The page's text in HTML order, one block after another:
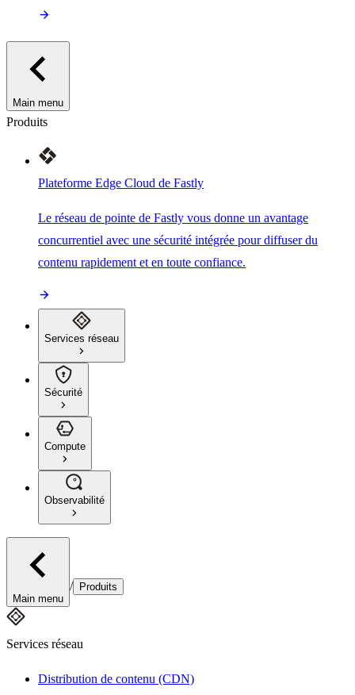
Main menu
Produits
Plateforme Edge Cloud de Fastly
Le réseau de pointe de Fastly vous donne un avantage
concurrentiel avec une sécurité intégrée pour diffuser du
contenu rapidement et en toute confiance.
Services réseau
Sécurité
Compute
Observabilité
Main menu
/ Produits
Services réseau
Distribution de contenu (CDN)